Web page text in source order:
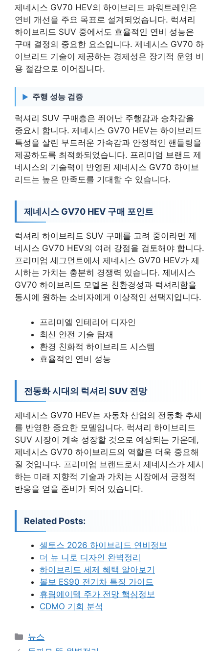
제네시스 GV70 HEV의 하이브리드 파워트레인은
연비 개선을 주요 목표로 설계되었습니다. 럭셔리
하이브리드 SUV 중에서도 효율적인 연비 성능은
구매 결정의 중요한 요소입니다. 제네시스 GV70 하
이브리드 기술이 제공하는 경제성은 장기적 운영 비
용 절감으로 이어집니다.
주행 성능 검증
럭셔리 SUV 구매층은 뛰어난 주행감과 승차감을
중요시 합니다. 제네시스 GV70 HEV는 하이브리드
특성을 살린 부드러운 가속감과 안정적인 핸들링을
제공하도록 최적화되었습니다. 프리미엄 브랜드 제
네시스의 기술력이 반영된 제네시스 GV70 하이브
리드는 높은 만족도를 기대할 수 있습니다.
제네시스 GV70 HEV 구매 포인트
럭셔리 하이브리드 SUV 구매를 고려 중이라면 제
네시스 GV70 HEV의 여러 강점을 검토해야 합니다.
프리미엄 세그먼트에서 제네시스 GV70 HEV가 제
시하는 가치는 충분히 경쟁력 있습니다. 제네시스
GV70 하이브리드 모델은 친환경성과 럭셔리함을
동시에 원하는 소비자에게 이상적인 선택지입니다.
프리미엘 인테리어 디자인
최신 안전 기술 탑재
환경 친화적 하이브리드 시스템
효율적인 연비 성능
전동화 시대의 럭셔리 SUV 전망
제네시스 GV70 HEV는 자동차 산업의 전동화 추세
를 반영한 중요한 모델입니다. 럭셔리 하이브리드
SUV 시장이 계속 성장할 것으로 예상되는 가운데,
제네시스 GV70 하이브리드의 역할은 더욱 중요해
질 것입니다. 프리미엄 브랜드로서 제네시스가 제시
하는 미래 지향적 기술과 가치는 시장에서 긍정적
반응을 얻을 준비가 되어 있습니다.
Related Posts:
셀토스 2026 하이브리드 연비정보
더 뉴 니로 디자인 완벽정리
하이브리드 세제 혜택 알아보기
볼보 ES90 전기차 특징 가이드
휴림에이텍 주가 전망 핵심정보
CDMO 기회 분석
카
테
뉴스